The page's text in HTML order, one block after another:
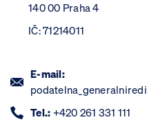
140 00 Praha 4
IČ: 71214011
E-mail:
Tel.: +420 261 331 111